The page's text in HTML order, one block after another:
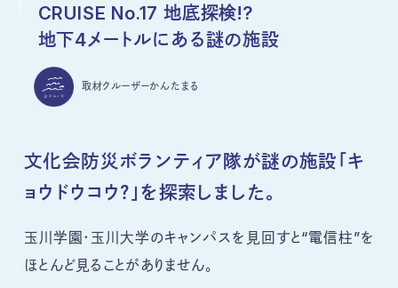
CRUISE No.17 地底探検!?
地下4メートルにある謎の施設
取材クルーザーかんたまる
文化会防災ボランティア隊が謎の施設「キ
ョウドウコウ？」を探索しました。
玉川学園・玉川大学のキャンパスを見回すと“電信柱”を
ほとんど見ることがありません。